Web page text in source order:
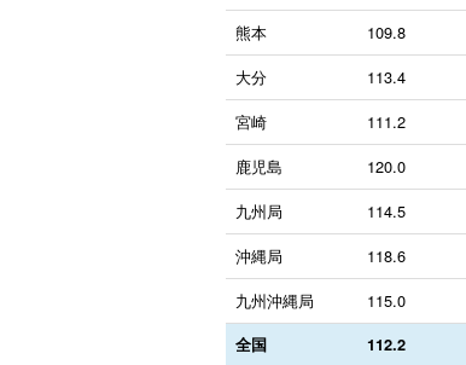
全国 112.2
熊本
109.8
大分
113.4
宮崎
111.2
鹿児島
120.0
九州局
114.5
沖縄局
118.6
九州沖縄局
115.0